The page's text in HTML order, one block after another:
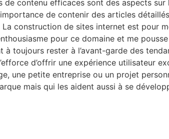
contenu efficaces sont des aspects sur
de contenir des articles
construction de sites internet est pour
pour ce domaine et me
toujours rester à l’avant-garde des
d’offrir une expérience utilisateur
une petite entreprise ou un projet
mais qui les aident aussi à se